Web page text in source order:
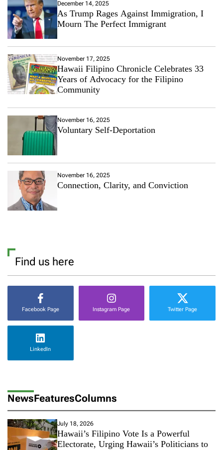
December 14, 2025
As Trump Rages Against Immigration, I
Mourn The Perfect Immigrant
November 17, 2025
Hawaii Filipino Chronicle Celebrates 33
Years of Advocacy for the Filipino
Community
November 16, 2025
Voluntary Self-Deportation
November 16, 2025
Connection, Clarity, and Conviction
Find us here
Facebook Page Instagram Page Twitter Page
LinkedIn
NewsFeaturesColumns
July 18, 2026
Hawaii’s Filipino Vote Is a Powerful
Electorate, Urging Hawaii’s Politicians to